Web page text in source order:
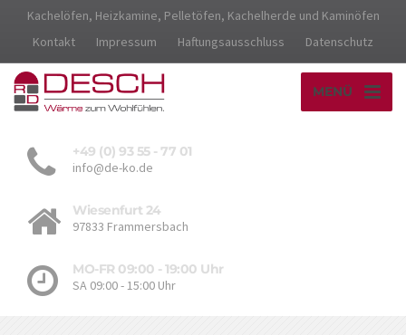
Kachelöfen, Heizkamine, Pelletöfen, Kachelherde und Kaminöfen
Kontakt
Impressum Haftungsausschluss Datenschutz
MENÜ
+49 (0) 93 55 - 77 01
info@de-ko.de
Wiesenfurt 24
97833 Frammersbach
MO-FR 09:00 - 19:00 Uhr
SA 09:00 - 15:00 Uhr